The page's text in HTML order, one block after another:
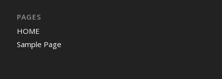
PAGES
HOME
Sample Page